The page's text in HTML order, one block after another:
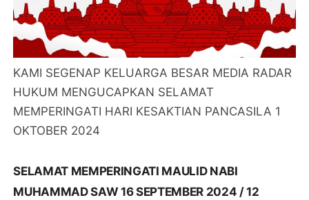
KAMI SEGENAP KELUARGA BESAR MEDIA RADAR
HUKUM MENGUCAPKAN SELAMAT
MEMPERINGATI HARI KESAKTIAN PANCASILA 1
OKTOBER 2024
SELAMAT MEMPERINGATI MAULID NABI
MUHAMMAD SAW 16 SEPTEMBER 2024 / 12